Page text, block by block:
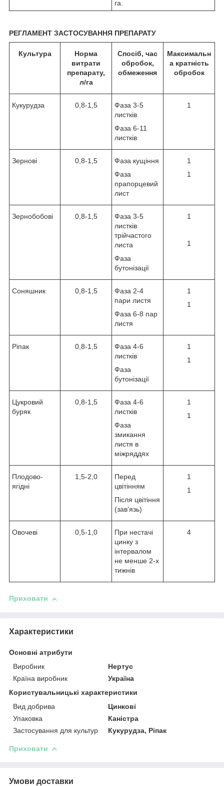
га.
РЕГЛАМЕНТ ЗАСТОСУВАННЯ ПРЕПАРАТУ
Культура
Норма
витрати
препарату,
л/га
Спосіб, час
обробок,
обмеження
Максимальн
а кратність
обробок
Кукурудза 0,8-1,5
Фаза 3-5
листків
Фаза 6-11
листків
1
Зернові 0,8-1,5
Фаза кущіння
Фаза
прапорцевий
лист
1
1
Зернобобові 0,8-1,5
Фаза 3-5
листків
трійчастого
листа
Фаза
бутонізації
1
1
Соняшник 0,8-1,5
Фаза 2-4
пари листя
Фаза 6-8 пар
листя
1
1
Ріпак 0,8-1,5
Фаза 4-6
листків
Фаза
бутонізації
1
1
Цукровий
буряк
0,8-1,5
Фаза 4-6
листків
Фаза
змикання
листя в
міжряддях
1
1
Плодово-
ягідні
1,5-2,0
Перед
цвітінням
Після цвітіння
(зав’язь)
1
1
Овочеві 0,5-1,0
При нестачі
цинку з
інтервалом
не менше 2-х
тижнів
4
Приховати
Характеристики
Основні атрибути
Виробник
Нертус
Країна виробник
Україна
Користувальницькі характеристики
Вид добрива
Цинкові
Упаковка
Каністра
Застосування для культур
Кукурудза, Ріпак
Приховати
Умови доставки